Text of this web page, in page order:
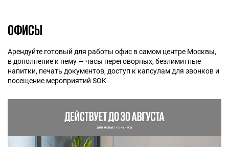
ОФИСЫ
Арендуйте готовый для работы офис в самом центре Москвы,
в дополнение к нему — часы переговорных, безлимитные
напитки, печать документов, доступ к капсулам для звонков и
посещение мероприятий SOK